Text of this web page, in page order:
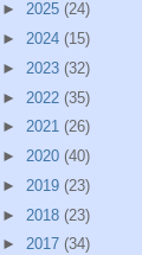
► 2025 (24)
► 2024 (15)
► 2023 (32)
► 2022 (35)
► 2021 (26)
► 2020 (40)
► 2019 (23)
► 2018 (23)
► 2017 (34)